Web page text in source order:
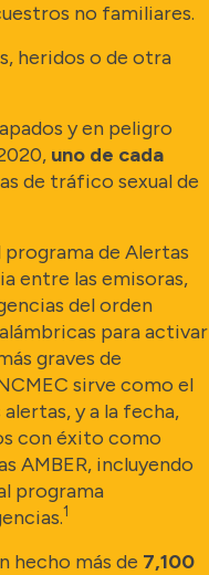
no familiares.
heridos o de otra
y en peligro
uno de cada
de tráfico sexual de
de Alertas
entre las emisoras,
del orden
para activar
graves de
sirve como el
y a la fecha,
con éxito como
AMBER, incluyendo
programa
1
hecho más de 7,100